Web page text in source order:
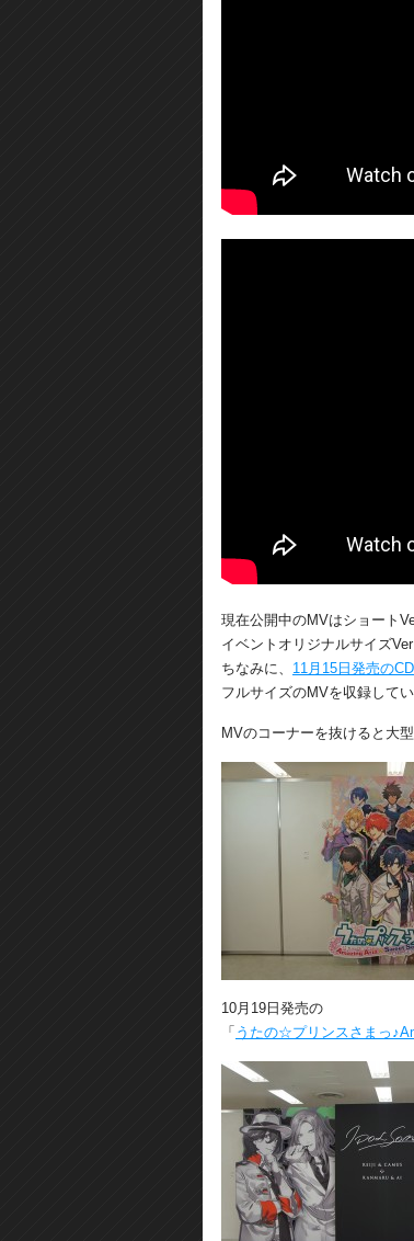
現在公開中のMVはショート
イベントオリジナルサイズ
ちなみに、 11月15日発売のCD
フルサイズのMVを収録して
MVのコーナーを抜けると大
10月19日発売の
「 うたの☆プリンスさまっ